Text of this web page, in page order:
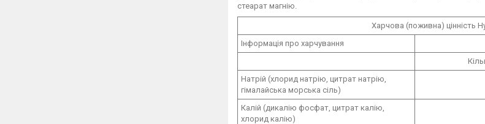
стеарат магнію.
Харчова (поживна) цінність
Інформація про харчування
Натрій (хлорид натрію, цитрат натрію,
гімалайська морська сіль)
Калій (дикалію фосфат, цитрат калію,
хлорид калію)